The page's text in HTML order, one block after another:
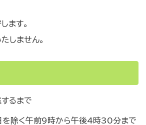
ます。
しません。
るまで
を除く午前9時から午後4時30分まで